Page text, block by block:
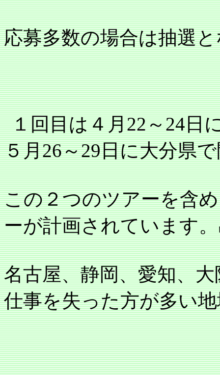
応募多数の場合は抽選
１回目は４月22～24日
５月26～29日に大分県
この２つのツアーを含
ーが計画されています
名古屋、静岡、愛知、
仕事を失った方が多い